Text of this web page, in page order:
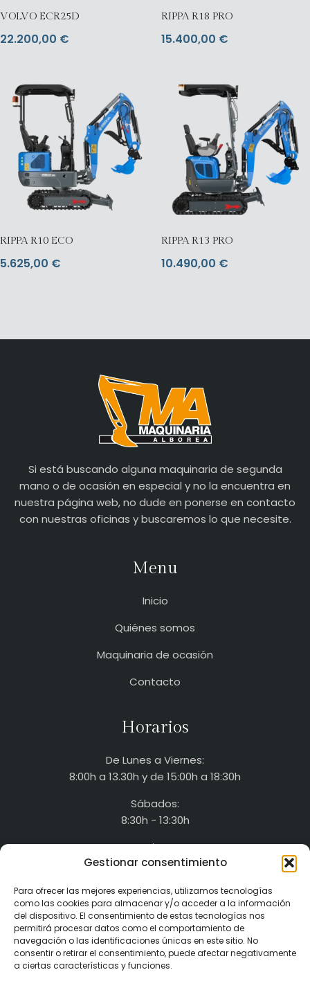
Gestionar consentimiento
Para ofrecer las mejores experiencias, utilizamos tecnologías
como las cookies para almacenar y/o acceder a la información
del dispositivo. El consentimiento de estas tecnologías nos
permitirá procesar datos como el comportamiento de
navegación o las identificaciones únicas en este sitio. No
consentir o retirar el consentimiento, puede afectar negativamente
a ciertas características y funciones.
VOLVO ECR25D
22.200,00 €
RIPPA R18 PRO
15.400,00 €
RIPPA R10 ECO
5.625,00 €
RIPPA R13 PRO
10.490,00 €
Si está buscando alguna maquinaria de segunda
mano o de ocasión en especial y no la encuentra en
nuestra página web, no dude en ponerse en contacto
con nuestras oficinas y buscaremos lo que necesite.
Menu
Inicio
Quiénes somos
Maquinaria de ocasión
Contacto
Horarios
De Lunes a Viernes:
8:00h a 13.30h y de 15:00h a 18:30h
Sábados:
8:30h - 13:30h
Domingos:
Cerrado
Contacto
Ctra de Casas de Ves, km.1
Alborea - Albacete